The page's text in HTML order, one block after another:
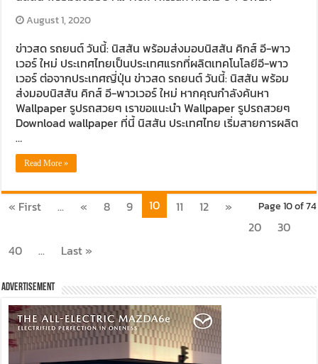
August 1, 2020
ข่าวสด รถยนต์ วันนี้: นิสสัน พร้อมส่งมอบนิสสัน คิกส์ อี-พาว
เวอร์ ใหม่ ประเทศไทยเป็นประเทศแรกที่ผลิตเทคโนโลยีอี-พาว
เวอร์ ต่อจากประเทศญี่ปุ่น ข่าวสด รถยนต์ วันนี้: นิสสัน พร้อม
ส่งมอบนิสสัน คิกส์ อี-พาวเวอร์ ใหม่ หากคุณกำลังค้นหา
Wallpaper รูปรถสวยๆ เราขอแนะนำ Wallpaper รูปรถสวยๆ
Download wallpaper ที่นี้ นิสสัน ประเทศไทย เริ่มสายการผลิต
…
Read More »
Page 10 of 74
« First ... « 8 9 10 11 12
»
20
30
40
... Last »
Advertisement